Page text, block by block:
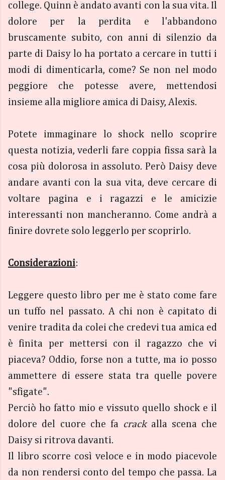
college. Quinn è andato avanti con la sua vita. Il
dolore per la perdita e l'abbandono
bruscamente subito, con anni di silenzio da
parte di Daisy lo ha portato a cercare in tutti i
modi di dimenticarla, come? Se non nel modo
peggiore che potesse avere, mettendosi
insieme alla migliore amica di Daisy, Alexis.
Potete immaginare lo shock nello scoprire
questa notizia, vederli fare coppia fissa sarà la
cosa più dolorosa in assoluto. Però Daisy deve
andare avanti con la sua vita, deve cercare di
voltare pagina e i ragazzi e le amicizie
interessanti non mancheranno. Come andrà a
finire dovrete solo leggerlo per scoprirlo.
Considerazioni:
Leggere questo libro per me è stato come fare
un tuffo nel passato. A chi non è capitato di
venire tradita da colei che credevi tua amica ed
è finita per mettersi con il ragazzo che vi
piaceva? Oddio, forse non a tutte, ma io posso
ammettere di essere stata tra quelle povere
"sfigate".
Perciò ho fatto mio e vissuto quello shock e il
dolore del cuore che fa crack alla scena che
Daisy si ritrova davanti.
Il libro scorre così veloce e in modo piacevole
da non rendersi conto del tempo che passa. La